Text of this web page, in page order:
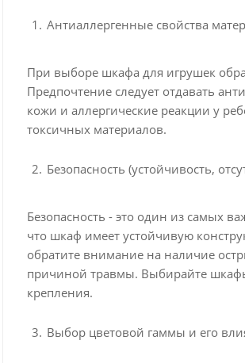
Антиаллергенные свойства
При выборе шкафа для игрушек
Предпочтение следует отдавать
кожи и аллергические реакции у
токсичных материалов.
Безопасность (устойчивость,
Безопасность - это один из самых
что шкаф имеет устойчивую
обратите внимание на наличие
причиной травмы. Выбирайте
крепления.
Выбор цветовой гаммы и его